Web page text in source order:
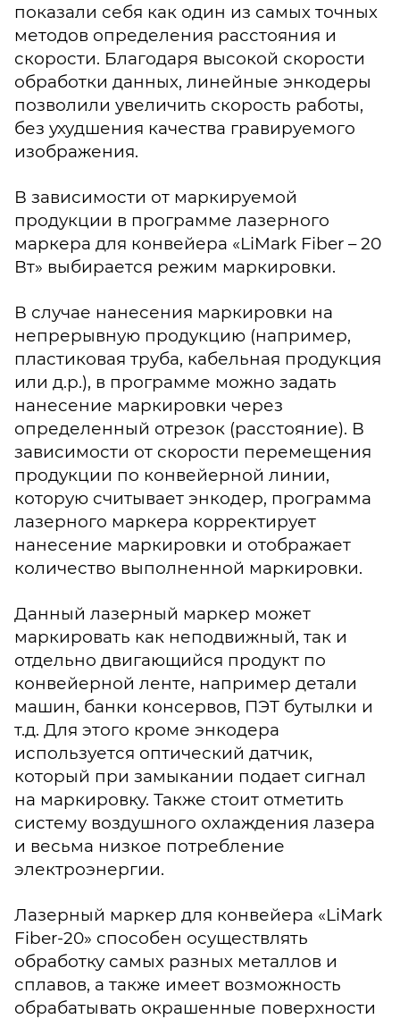
показали себя как один из самых точных
методов определения расстояния и
скорости. Благодаря высокой скорости
обработки данных, линейные энкодеры
позволили увеличить скорость работы,
без ухудшения качества гравируемого
изображения.
В зависимости от маркируемой
продукции в программе лазерного
маркера для конвейера «LiMark Fiber – 20
Вт» выбирается режим маркировки.
В случае нанесения маркировки на
непрерывную продукцию (например,
пластиковая труба, кабельная продукция
или д.р.), в программе можно задать
нанесение маркировки через
определенный отрезок (расстояние). В
зависимости от скорости перемещения
продукции по конвейерной линии,
которую считывает энкодер, программа
лазерного маркера корректирует
нанесение маркировки и отображает
количество выполненной маркировки.
Данный лазерный маркер может
маркировать как неподвижный, так и
отдельно двигающийся продукт по
конвейерной ленте, например детали
машин, банки консервов, ПЭТ бутылки и
т.д. Для этого кроме энкодера
используется оптический датчик,
который при замыкании подает сигнал
на маркировку. Также стоит отметить
систему воздушного охлаждения лазера
и весьма низкое потребление
электроэнергии.
Лазерный маркер для конвейера «LiMark
Fiber-20» способен осуществлять
обработку самых разных металлов и
сплавов, а также имеет возможность
обрабатывать окрашенные поверхности